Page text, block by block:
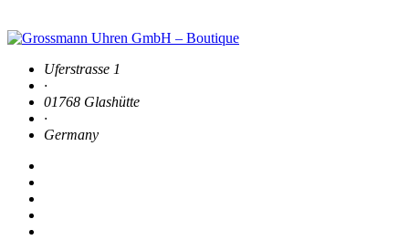
Uferstrasse 1
·
01768 Glashütte
·
Germany